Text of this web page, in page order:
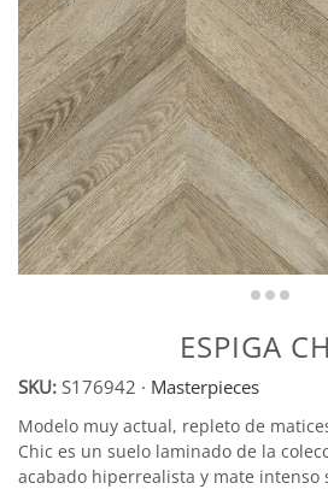
ESPIGA
SKU: S176942 · Masterpieces
Modelo muy actual, repleto de
Chic es un suelo laminado de la
acabado hiperrealista y mate intenso